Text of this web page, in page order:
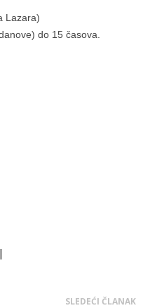
Lazara)
do 15 časova.
SLEDEĆI ČLANAK